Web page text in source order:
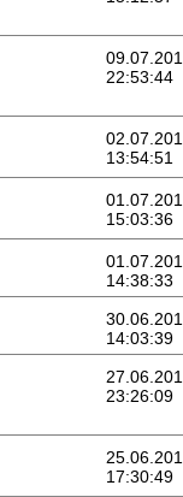
22:53:44
13:54:51
15:03:36
14:38:33
14:03:39
23:26:09
17:30:49